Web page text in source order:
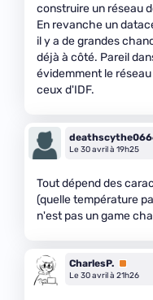
construire un réseau
En revanche un
il y a de grandes
déjà à côté. Pareil
évidemment le
ceux d'IDF.
Le 30 avril à 19h25
Tout dépend des
(quelle température
n'est pas un game
CharlesP. Premium
Le 30 avril à 21h26